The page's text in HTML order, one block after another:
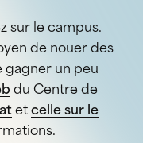
sur le campus.
de nouer des
gagner un peu
du Centre de
et celle sur le